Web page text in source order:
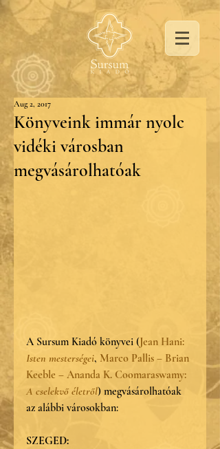
Könyveink immár nyolc
vidéki városban
megvásárolhatóak
Aug 2, 2017
A Sursum Kiadó könyvei (Jean Hani:
Isten mesterségei, Marco Pallis ‒ Brian
Keeble ‒ Ananda K. Coomaraswamy:
A cselekvő életről) megvásárolhatóak
az alábbi városokban:
SZEGED: